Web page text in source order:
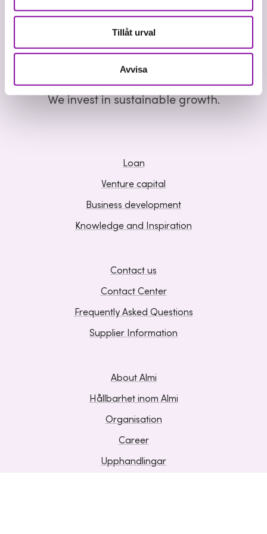
Tillåt urval
Avvisa
We invest in sustainable growth.
Loan
Venture capital
Business development
Knowledge and Inspiration
Contact us
Contact Center
Frequently Asked Questions
Supplier Information
About Almi
Hållbarhet inom Almi
Organisation
Career
Upphandlingar